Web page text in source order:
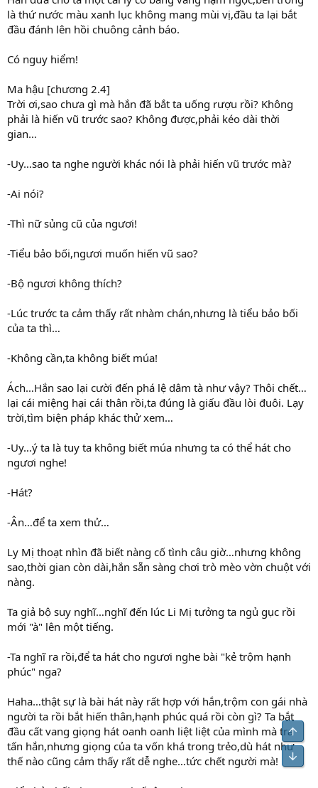
là thứ nước màu xanh lục không mang mùi vị,đầu ta lại bắt
đầu đánh lên hồi chuông cảnh báo.
Có nguy hiểm!
Ma hậu [chương 2.4]
Trời ơi,sao chưa gì mà hắn đã bắt ta uống rượu rồi? Không
phải là hiến vũ trước sao? Không được,phải kéo dài thời
gian…
-Uy…sao ta nghe người khác nói là phải hiến vũ trước mà?
-Ai nói?
-Thì nữ sủng cũ của ngươi!
-Tiểu bảo bối,ngươi muốn hiến vũ sao?
-Bộ ngươi không thích?
-Lúc trước ta cảm thấy rất nhàm chán,nhưng là tiểu bảo bối
của ta thì…
-Không cần,ta không biết múa!
Ách…Hắn sao lại cười đến phá lệ dâm tà như vậy? Thôi chết…
lại cái miệng hại cái thân rồi,ta đúng là giấu đầu lòi đuôi. Lạy
trời,tìm biện pháp khác thử xem…
-Uy…ý ta là tuy ta không biết múa nhưng ta có thể hát cho
ngươi nghe!
-Hát?
-Ân…để ta xem thử…
Ly Mị thoạt nhìn đã biết nàng cố tình câu giờ…nhưng không
sao,thời gian còn dài,hắn sẵn sàng chơi trò mèo vờn chuột với
nàng.
Ta giả bộ suy nghĩ…nghĩ đến lúc Li Mị tưởng ta ngủ gục rồi
mới "à" lên một tiếng.
-Ta nghĩ ra rồi,để ta hát cho ngươi nghe bài "kẻ trộm hạnh
phúc" nga?
Haha…thật sự là bài hát này rất hợp với hắn,trộm con gái nhà
người ta rồi bắt hiến thân,hạnh phúc quá rồi còn gì? Ta bắt
đầu cất vang giọng hát oanh oanh liệt liệt của mình mà tra
tấn hắn,nhưng giọng của ta vốn khá trong trẻo,dù hát như
thế nào cũng cảm thấy rất dễ nghe…tức chết người mà!